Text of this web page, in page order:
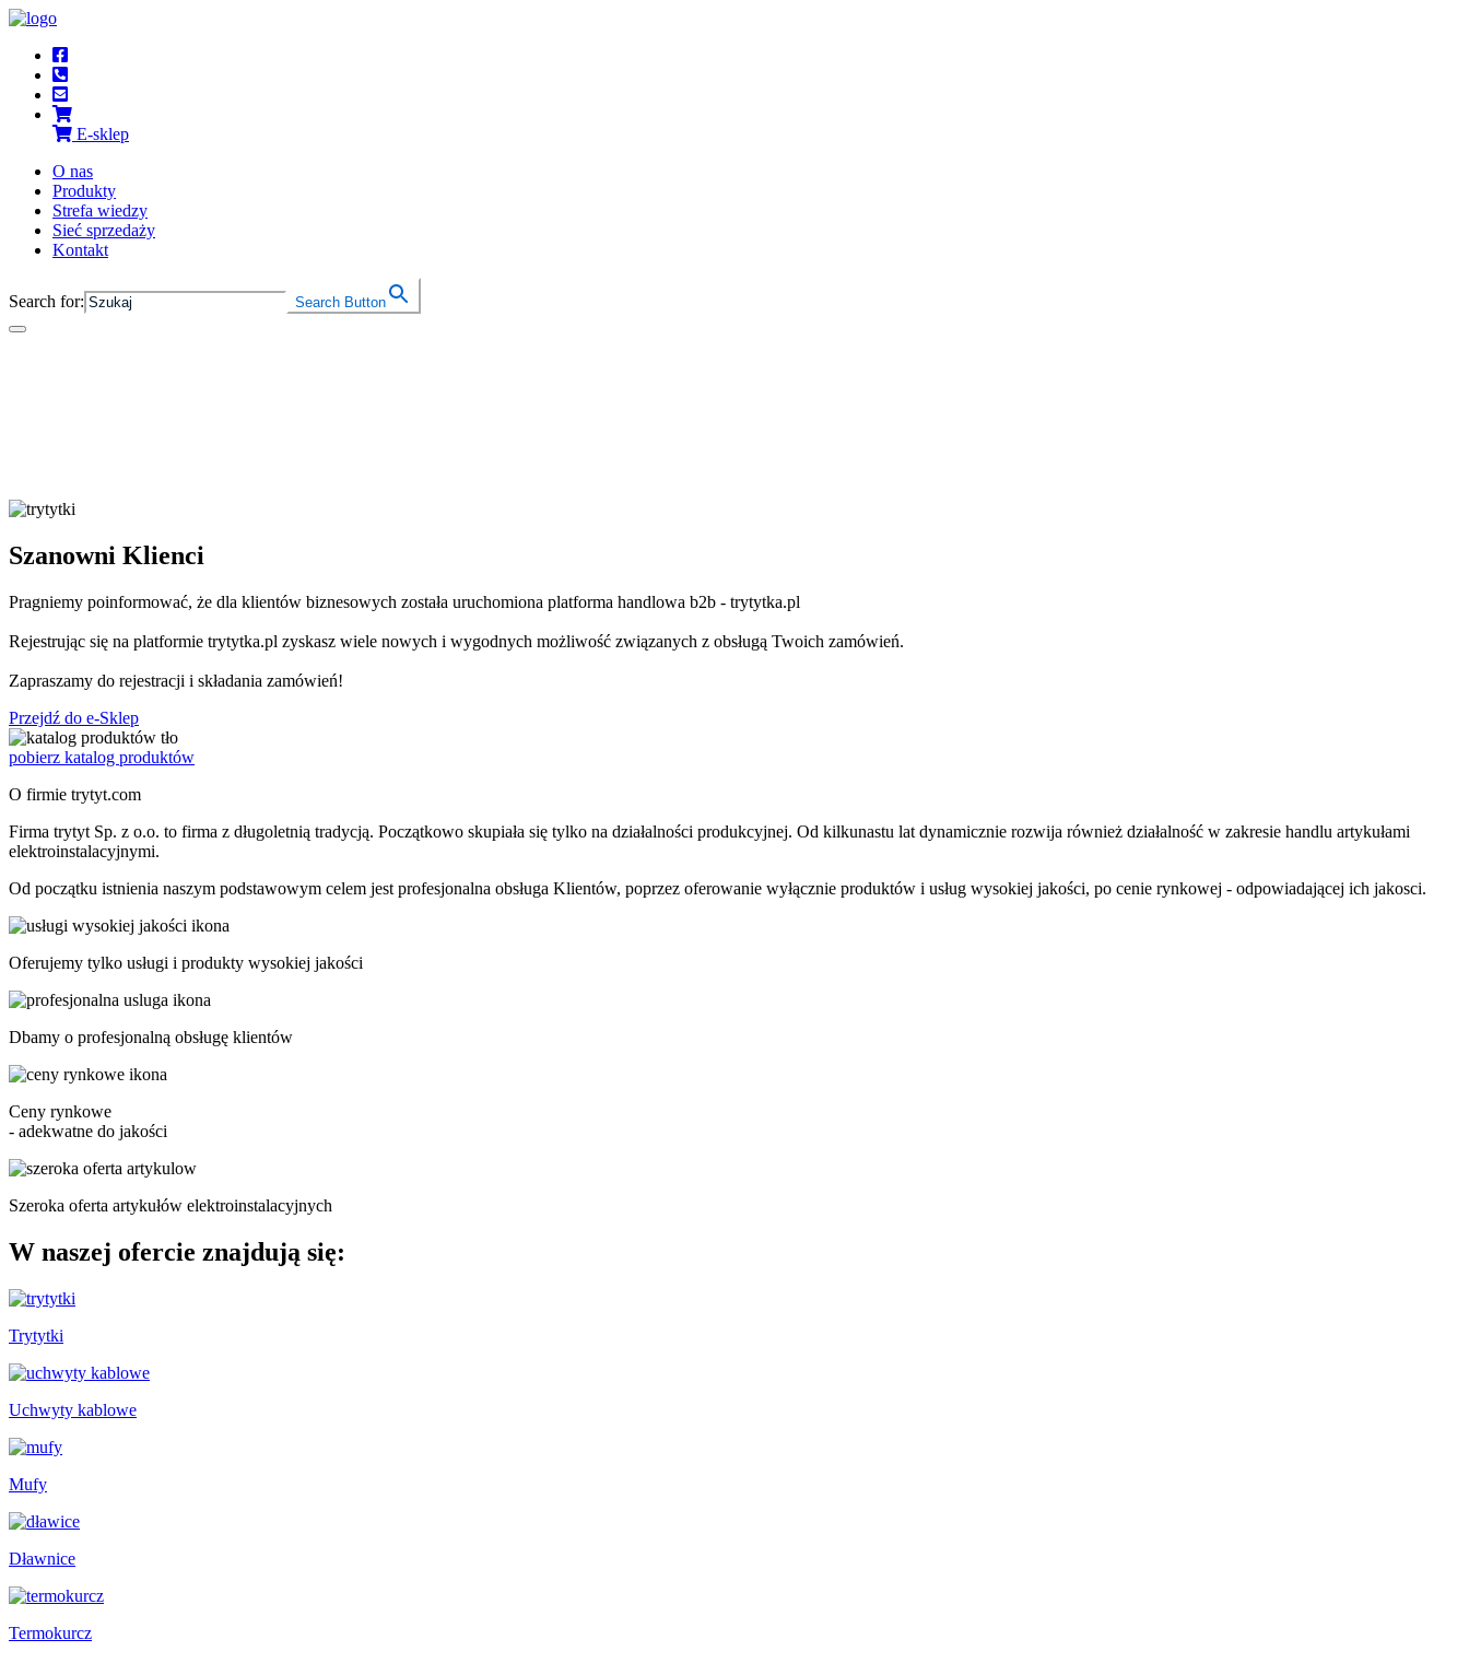
E‑sklep
O nas
Produkty
Strefa wiedzy
Sieć sprzedaży
Kontakt
Search for: Search Button
Szanowni Klienci
Pragniemy poinformować, że dla klientów biznesowych została uruchomiona platforma handlowa b2b - trytytka.pl
Rejestrując się na platformie trytytka.pl zyskasz wiele nowych i wygodnych możliwość związanych z obsługą Twoich zamówień.
Zapraszamy do rejestracji i składania zamówień!
Przejdź do e-Sklep
pobierz katalog produktów
O firmie trytyt.com
Firma trytyt Sp. z o.o. to firma z długoletnią tradycją. Początkowo skupiała się tylko na działalności produkcyjnej. Od kilkunastu lat dynamicznie rozwija również działalność w zakresie handlu artykułami
elektroinstalacyjnymi.
Od początku istnienia naszym podstawowym celem jest profesjonalna obsługa Klientów, poprzez oferowanie wyłącznie produktów i usług wysokiej jakości, po cenie rynkowej - odpowiadającej ich jakosci.
Oferujemy tylko usługi i produkty wysokiej jakości
Dbamy o profesjonalną obsługę klientów
Ceny rynkowe
- adekwatne do jakości
Szeroka oferta artykułów elektroinstalacyjnych
W naszej ofercie znajdują się:
Trytytki
Uchwyty kablowe
Mufy
Dławnice
Termokurcz